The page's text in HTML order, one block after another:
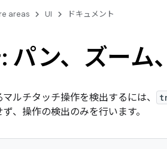
areas UI ドキュメント
パン、ズーム
ルチタッチ操作を検出するには、
、操作の検出のみを行います。